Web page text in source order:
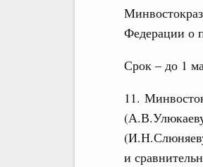
Федерации о
Срок – до 1
11.
и